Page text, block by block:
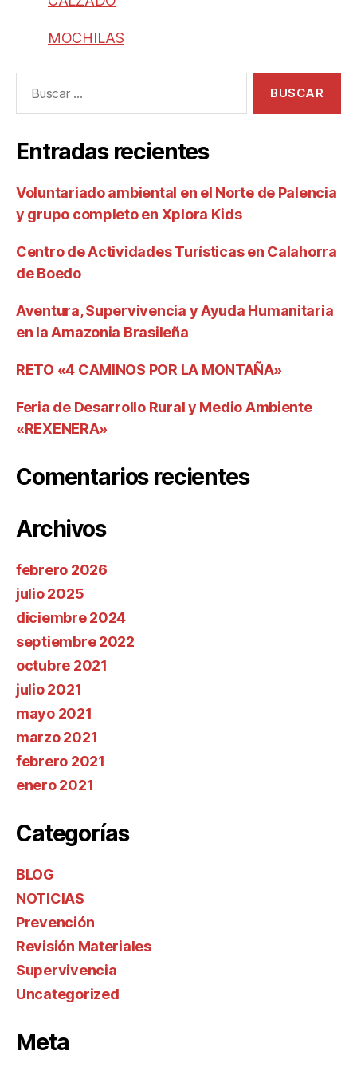
MOCHILAS
Entradas recientes
Voluntariado ambiental en el Norte de Palencia
y grupo completo en Xplora Kids
Centro de Actividades Turísticas en Calahorra
de Boedo
Aventura, Supervivencia y Ayuda Humanitaria
en la Amazonia Brasileña
RETO «4 CAMINOS POR LA MONTAÑA»
Feria de Desarrollo Rural y Medio Ambiente
«REXENERA»
Comentarios recientes
Archivos
febrero 2026
julio 2025
diciembre 2024
septiembre 2022
octubre 2021
julio 2021
mayo 2021
marzo 2021
febrero 2021
enero 2021
Categorías
BLOG
NOTICIAS
Prevención
Revisión Materiales
Supervivencia
Uncategorized
Meta